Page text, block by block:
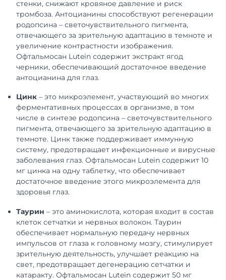
стенки, снижают кровяное давление и риск
тромбоза. Антоцианины способствуют регенерации
родопсина – светочувствительного пигмента,
отвечающего за зрительную адаптацию в темноте и
увеличение контрастности изображения.
Офтальмосан Lutein содержит экстракт ягод
черники, обеспечивающий достаточное введение
антоцианина для глаз.
Цинк – это микроэлемент, участвующий во многих
ферментативных процессах в организме, в том
числе в синтезе родопсина – светочувствительного
пигмента, отвечающего за зрительную адаптацию в
темноте. Цинк также поддерживает иммунную
систему, предотвращает инфекционные и вирусные
заболевания глаз. Офтальмосан Lutein содержит 10
мг цинка на одну таблетку, что обеспечивает
достаточное введение этого микроэлемента для
здоровья глаз.
Таурин – это аминокислота, которая входит в состав
клеток сетчатки и нервных волокон. Таурин
обеспечивает нормальную передачу нервных
импульсов от глаза к головному мозгу, стимулирует
зрительную деятельность, улучшает реакцию на
свет, предотвращает дегенерацию сетчатки и
катаракту. Офтальмосан Lutein содержит 50 мг